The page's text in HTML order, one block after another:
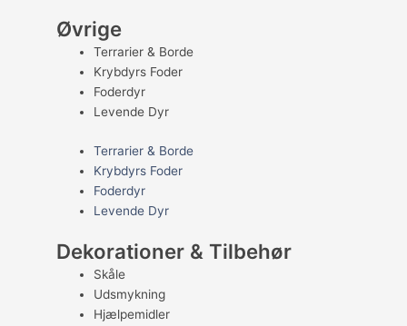
Øvrige
Terrarier & Borde
Krybdyrs Foder
Foderdyr
Levende Dyr
Terrarier & Borde
Krybdyrs Foder
Foderdyr
Levende Dyr
Dekorationer & Tilbehør
Skåle
Udsmykning
Hjælpemidler